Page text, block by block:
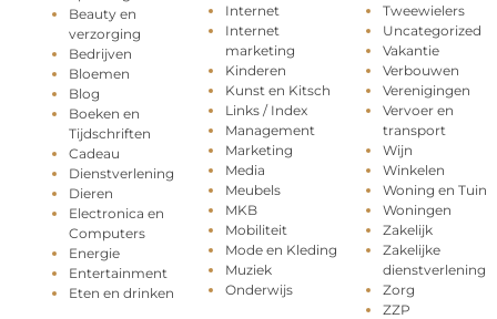
Beauty en
verzorging
Bedrijven
Bloemen
Blog
Boeken en
Tijdschriften
Cadeau
Dienstverlening
Dieren
Electronica en
Computers
Energie
Entertainment
Eten en drinken
Internet
Internet
marketing
Kinderen
Kunst en Kitsch
Links / Index
Management
Marketing
Media
Meubels
MKB
Mobiliteit
Mode en Kleding
Muziek
Onderwijs
Tweewielers
Uncategorized
Vakantie
Verbouwen
Verenigingen
Vervoer en
transport
Wijn
Winkelen
Woning en Tuin
Woningen
Zakelijk
Zakelijke
dienstverlening
Zorg
ZZP